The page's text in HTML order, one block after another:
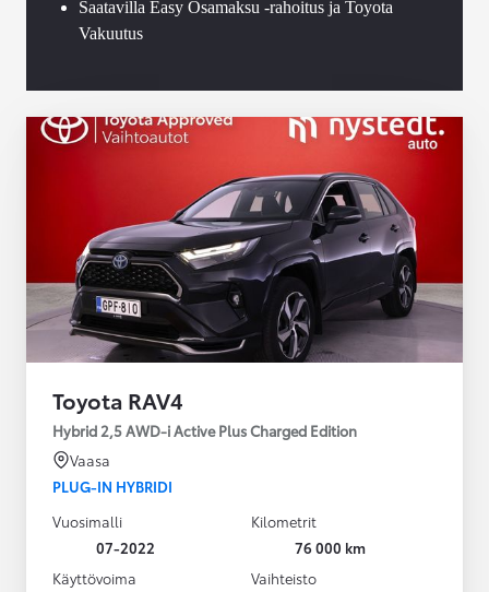
Saatavilla Easy Osamaksu -rahoitus ja Toyota
Vakuutus
Toyota RAV4
Hybrid 2,5 AWD-i Active Plus Charged Edition
Vaasa
PLUG-IN HYBRIDI
Vuosimalli
07-2022
Kilometrit
76 000 km
Käyttövoima
Vaihteisto